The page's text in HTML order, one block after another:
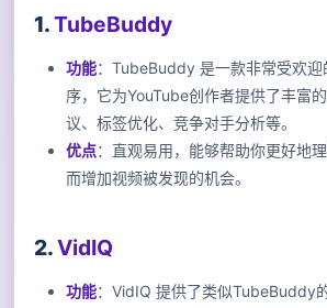
1.TubeBuddy
功能：TubeBuddy 是一款非常受欢迎
序，它为YouTube创作者提供了丰富
议、标签优化、竞争对手分析等。
优点：直观易用，能够帮助你更好地
而增加视频被发现的机会。
2.VidIQ
功能：VidIQ 提供了类似TubeBuddy